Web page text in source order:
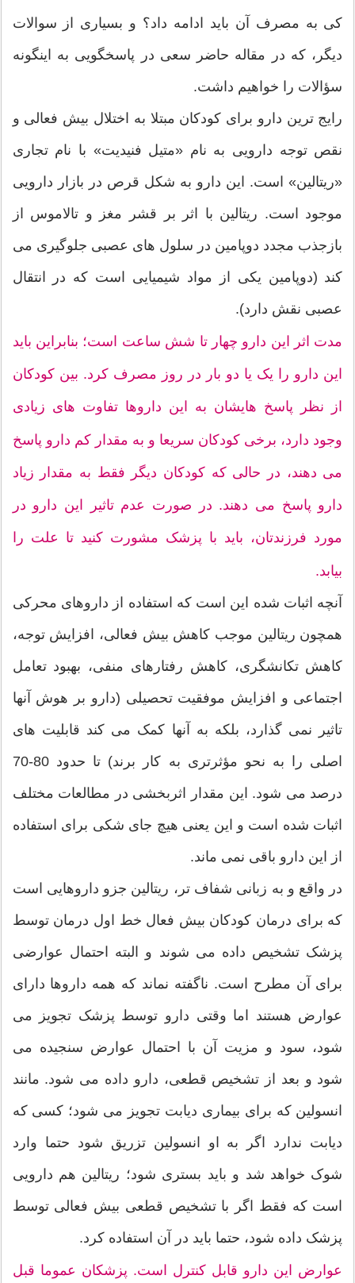
کی به مصرف آن باید ادامه داد؟ و بسیاری از سوالات
دیگر، که در مقاله حاضر سعی در پاسخگویی به اینگونه
سؤالات را خواهیم داشت.
رایج ترین دارو برای کودکان مبتلا به اختلال بیش فعالی و
نقص توجه دارویی به نام «متیل فنیدیت» با نام تجاری
«ریتالین» است. این دارو به شکل قرص در بازار دارویی
موجود است. ریتالین با اثر بر قشر مغز و تالاموس از
بازجذب مجدد دوپامین در سلول های عصبی جلوگیری می
کند (دوپامین یکی از مواد شیمیایی است که در انتقال
عصبی نقش دارد).
مدت اثر این دارو چهار تا شش ساعت است؛ بنابراین باید
این دارو را یک یا دو بار در روز مصرف کرد. بین کودکان
از نظر پاسخ هایشان به این داروها تفاوت های زیادی
وجود دارد، برخی کودکان سریعا و به مقدار کم دارو پاسخ
می دهند، در حالی که کودکان دیگر فقط به مقدار زیاد
دارو پاسخ می دهند. در صورت عدم تاثیر این دارو در
مورد فرزندتان، باید با پزشک مشورت کنید تا علت را
بیابد.
آنچه اثبات شده این است که استفاده از داروهای محرکی
همچون ریتالین موجب کاهش بیش فعالی، افزایش توجه،
کاهش تکانشگری، کاهش رفتارهای منفی، بهبود تعامل
اجتماعی و افزایش موفقیت تحصیلی (دارو بر هوش آنها
تاثیر نمی گذارد، بلکه به آنها کمک می کند قابلیت های
اصلی را به نحو مؤثرتری به کار برند) تا حدود 80-70
درصد می شود. این مقدار اثربخشی در مطالعات مختلف
اثبات شده است و این یعنی هیچ جای شکی برای استفاده
از این دارو باقی نمی ماند.
در واقع و به زبانی شفاف تر، ریتالین جزو داروهایی است
که برای درمان کودکان بیش فعال خط اول درمان توسط
پزشک تشخیص داده می شوند و البته احتمال عوارضی
برای آن مطرح است. ناگفته نماند که همه داروها دارای
عوارض هستند اما وقتی دارو توسط پزشک تجویز می
شود، سود و مزیت آن با احتمال عوارض سنجیده می
شود و بعد از تشخیص قطعی، دارو داده می شود. مانند
انسولین که برای بیماری دیابت تجویز می شود؛ کسی که
دیابت ندارد اگر به او انسولین تزریق شود حتما وارد
شوک خواهد شد و باید بستری شود؛ ریتالین هم دارویی
است که فقط اگر با تشخیص قطعی بیش فعالی توسط
پزشک داده شود، حتما باید در آن استفاده کرد.
عوارض این دارو قابل کنترل است. پزشکان عموما قبل